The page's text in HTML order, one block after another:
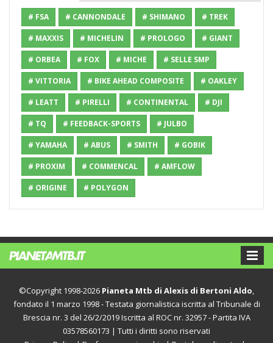
# FSA # CANNONDALE # SHIMANO # TREK
# MAXXIS # MICHELIN # PROLOGO # GIANT
# ORBEA # FOX # MICHE # SELLE SMP
# VITTORIA # BIKE AHEAD COMPOSITE # OAKLEY
# LEATT # PIRELLI # CONTINENTAL # DJI
# TQ # FEEDBACK-SPORTS # JULBO
# YAMAHA # ABUS # SMITH # GOBIK
# PROXIM # COMMENCAL # AMFLOW
# ORIGINE # POLYGON
©Copyright 1998-2026 Pianeta Mtb di Alexis di Bertoni Aldo
fondato il 1 marzo 1998 - Testata giornalistica iscritta al Tribunale di
Brescia nr. 3 del 26/2/2019 Iscritta al ROC nr. 32957 - Partita IVA
03578560173 | Tutti i diritti sono riservati